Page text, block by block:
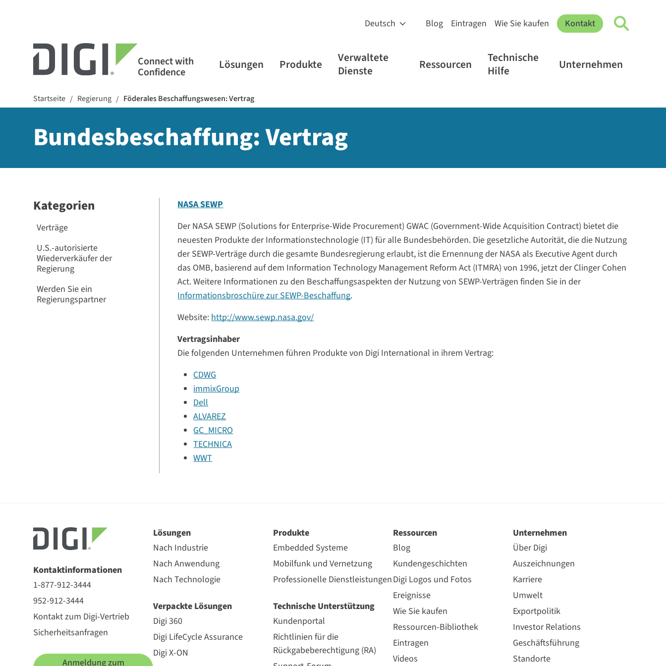
Connect with
Confidence
Blog Eintragen Wie Sie kaufen Kontakt
Lösungen Produkte
Verwaltete
Dienste
Ressourcen
Technische
Hilfe
Unternehmen
Startseite / Regierung / Föderales Beschaffungswesen: Vertrag
Bundesbeschaffung: Vertrag
Kategorien
Verträge
U.S.-autorisierte
Wiederverkäufer der
Regierung
Werden Sie ein
Regierungspartner
NASA SEWP
Der NASA SEWP (Solutions for Enterprise-Wide Procurement) GWAC (Government-Wide Acquisition Contract) bietet die
neuesten Produkte der Informationstechnologie (IT) für alle Bundesbehörden. Die gesetzliche Autorität, die die Nutzung
der SEWP-Verträge durch die gesamte Bundesregierung erlaubt, ist die Ernennung der NASA als Executive Agent durch
das OMB, basierend auf dem Information Technology Management Reform Act (ITMRA) von 1996, jetzt der Clinger Cohen
Act. Weitere Informationen zu den Beschaffungsaspekten der Nutzung von SEWP-Verträgen finden Sie in der
Informationsbroschüre zur SEWP-Beschaffung.
Website:http://www.sewp.nasa.gov/
Vertragsinhaber
Die folgenden Unternehmen führen Produkte von Digi International in ihrem Vertrag:
CDWG
immixGroup
Dell
ALVAREZ
GC_MICRO
TECHNICA
WWT
Kontaktinformationen
1-877-912-3444
952-912-3444
Kontakt zum Digi-Vertrieb
Sicherheitsanfragen
Anmeldung zum
Lösungen
Nach Industrie
Nach Anwendung
Nach Technologie
Verpackte Lösungen
Digi 360
Digi LifeCycle Assurance
Digi X-ON
Produkte
Embedded Systeme
Mobilfunk und Vernetzung
Professionelle Dienstleistungen
Technische Unterstützung
Kundenportal
Richtlinien für die
Rückgabeberechtigung (RA)
Ressourcen
Blog
Kundengeschichten
Digi Logos und Fotos
Ereignisse
Wie Sie kaufen
Ressourcen-Bibliothek
Eintragen
Videos
Unternehmen
Über Digi
Auszeichnungen
Karriere
Umwelt
Exportpolitik
Investor Relations
Geschäftsführung
Standorte